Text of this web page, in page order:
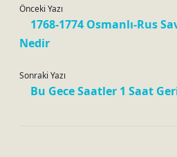
Önceki Yazı
1768-1774 Osmanlı-Rus
Nedir
Sonraki Yazı
Bu Gece Saatler 1 Saat